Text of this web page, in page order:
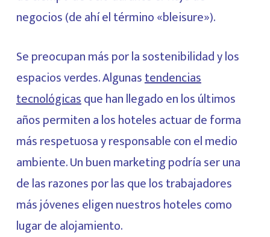
negocios (de ahí el término «bleisure»).
Se preocupan más por la sostenibilidad y los
espacios verdes. Algunastendencias
tecnológicasque han llegado en los últimos
años permiten a los hoteles actuar de forma
más respetuosa y responsable con el medio
ambiente. Un buen marketing podría ser una
de las razones por las que los trabajadores
más jóvenes eligen nuestros hoteles como
lugar de alojamiento.